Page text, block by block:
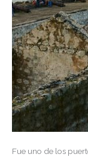
Fue uno de los